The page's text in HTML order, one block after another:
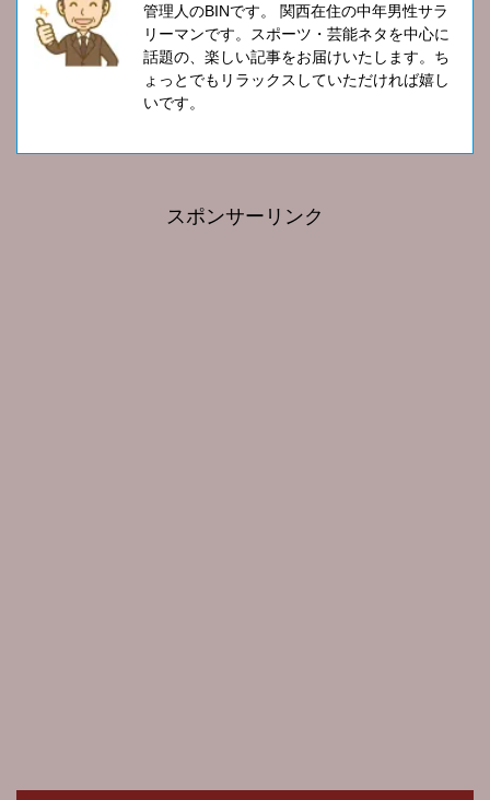
管理人のBINです。 関西在住の中年男性サラ
リーマンです。スポーツ・芸能ネタを中心に
話題の、楽しい記事をお届けいたします。ち
ょっとでもリラックスしていただければ嬉し
いです。
スポンサーリンク